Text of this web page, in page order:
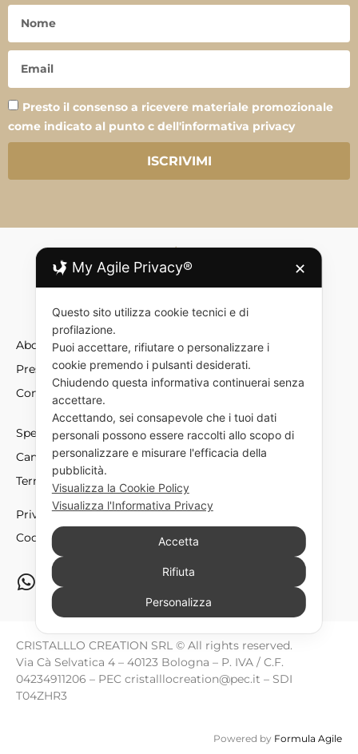
Presto il consenso a ricevere materiale promozionale
come indicato al punto c dell'informativa privacy
ISCRIVIMI
About
Press
Contatti
Spedizioni
Cambio e resi
Termini e condizioni
Privacy policy
Cookie policy
Hai bisongo di supporto? Scrivici via whatsapp. al
numero
3757457776
CRISTALLLO CREATION SRL © All rights reserved.
Via Cà Selvatica 4 – 40123 Bologna – P. IVA / C.F.
04234911206 – PEC cristalllocreation@pec.it – SDI
T04ZHR3
Powered by Formula Agile
My Agile Privacy® ✕
Questo sito utilizza cookie tecnici e di
profilazione.
Puoi accettare, rifiutare o personalizzare i
cookie premendo i pulsanti desiderati.
Chiudendo questa informativa continuerai senza
accettare.
Accettando, sei consapevole che i tuoi dati
personali possono essere raccolti allo scopo di
personalizzare e misurare l'efficacia della
pubblicità.
Visualizza la Cookie Policy
Visualizza l'Informativa Privacy
Accetta
Rifiuta
Personalizza